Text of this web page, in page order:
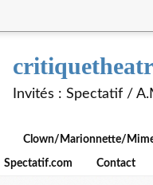
Invités : Spectatif /
Clown/Marionnette/
Spectatif.com Contact